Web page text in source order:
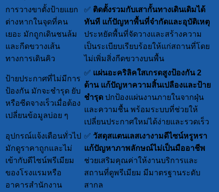
การวางขาตั้งป้ายแยก
ต่างหากในจุดที่คน
เยอะ มักถูกเดินชนล้ม
และกีดขวางเส้น
ทางการเดินคิว
✅ ติดตั้งรวมกับเสากั้นทางเดินเดิมได้
ทันที แก้ปัญหาพื้นที่จำกัดและอุบัติเหตุ
ประหยัดพื้นที่จัดวางและสร้างความ
เป็นระเบียบเรียบร้อยให้แก่สถานที่โดย
ไม่เพิ่มสิ่งกีดขวางบนพื้น
ป้ายประกาศที่ไม่มีการ
ป้องกัน มักจะชำรุด ยับ
หรือซีดจางเร็วเมื่อต้อง
เปลี่ยนข้อมูลบ่อย ๆ
✅ แผ่นอะคริลิคใสเกรดสูงป้องกัน 2
ด้าน แก้ปัญหาความสิ้นเปลืองและป้าย
ชำรุด ปกป้องแผ่นงานภายในจากฝุ่น
และความชื้น พร้อมระบบที่ช่วยให้
เปลี่ยนประกาศใหม่ได้ง่ายและรวดเร็ว
อุปกรณ์แจ้งเตือนทั่วไป
มักดูราคาถูกและไม่
เข้ากับดีไซน์พรีเมียม
ของโรงแรมหรือ
อาคารสำนักงาน
✅ วัสดุสแตนเลสเงางามดีไซน์หรูหรา
แก้ปัญหาภาพลักษณ์ไม่เป็นมืออาชีพ
ช่วยเสริมคุณค่าให้งานบริการและ
สถานที่ดูพรีเมียม มีมาตรฐานระดับ
สากล